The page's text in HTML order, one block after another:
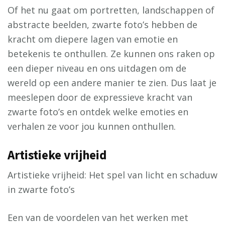
Of het nu gaat om portretten, landschappen of
abstracte beelden, zwarte foto’s hebben de
kracht om diepere lagen van emotie en
betekenis te onthullen. Ze kunnen ons raken op
een dieper niveau en ons uitdagen om de
wereld op een andere manier te zien. Dus laat je
meeslepen door de expressieve kracht van
zwarte foto’s en ontdek welke emoties en
verhalen ze voor jou kunnen onthullen.
Artistieke vrijheid
Artistieke vrijheid: Het spel van licht en schaduw
in zwarte foto’s
Een van de voordelen van het werken met